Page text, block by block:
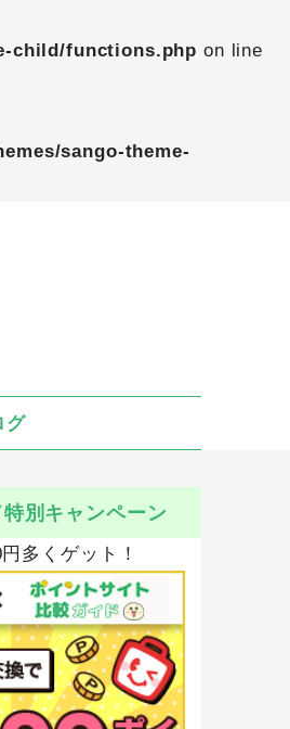
child/functions.php on line
sango-theme-
グ
別キャンペーン
多くゲット！